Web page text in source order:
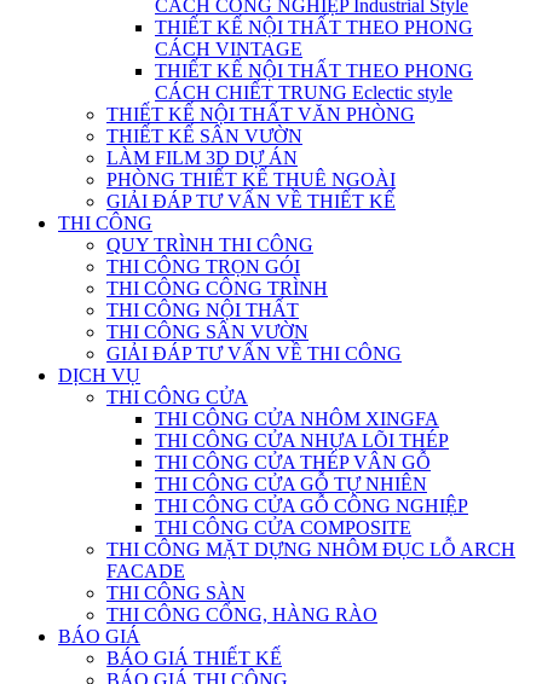
CÁCH CÔNG NGHIỆP Industrial Style
THIẾT KẾ NỘI THẤT THEO PHONG
CÁCH VINTAGE
THIẾT KẾ NỘI THẤT THEO PHONG
CÁCH CHIẾT TRUNG Eclectic style
THIẾT KẾ NỘI THẤT VĂN PHÒNG
THIẾT KẾ SÂN VƯỜN
LÀM FILM 3D DỰ ÁN
PHÒNG THIẾT KẾ THUÊ NGOÀI
GIẢI ĐÁP TƯ VẤN VỀ THIẾT KẾ
THI CÔNG
QUY TRÌNH THI CÔNG
THI CÔNG TRỌN GÓI
THI CÔNG CÔNG TRÌNH
THI CÔNG NỘI THẤT
THI CÔNG SÂN VƯỜN
GIẢI ĐÁP TƯ VẤN VỀ THI CÔNG
DỊCH VỤ
THI CÔNG CỬA
THI CÔNG CỬA NHÔM XINGFA
THI CÔNG CỬA NHỰA LÕI THÉP
THI CÔNG CỬA THÉP VÂN GỖ
THI CÔNG CỬA GỖ TỰ NHIÊN
THI CÔNG CỬA GỖ CÔNG NGHIỆP
THI CÔNG CỬA COMPOSITE
THI CÔNG MẶT DỰNG NHÔM ĐỤC LỖ ARCH
FACADE
THI CÔNG SÀN
THI CÔNG CỔNG, HÀNG RÀO
BÁO GIÁ
BÁO GIÁ THIẾT KẾ
BÁO GIÁ THI CÔNG